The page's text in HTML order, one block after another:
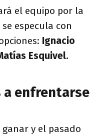
el equipo por la
especula con
Ignacio
Esquivel.
a enfrentarse
ganar y el pasado